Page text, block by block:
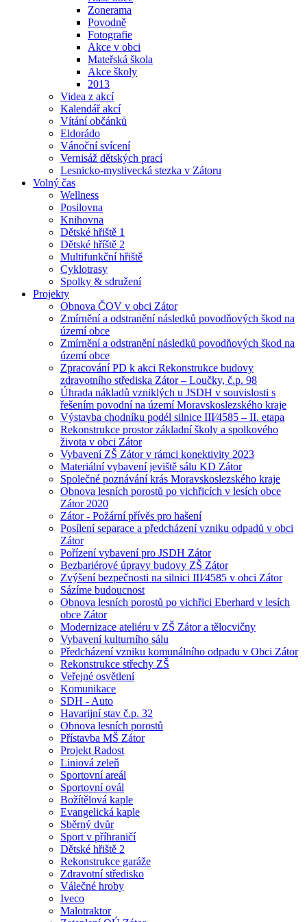
Zonerama
Povodně
Fotografie
Akce v obci
Mateřská škola
Akce školy
2013
Videa z akcí
Kalendář akcí
Vítání občánků
Eldorádo
Vánoční svícení
Vernisáž dětských prací
Lesnicko-myslivecká stezka v Zátoru
Volný čas
Wellness
Posilovna
Knihovna
Dětské hřiště 1
Dětské hříště 2
Multifunkční hřiště
Cyklotrasy
Spolky & sdružení
Projekty
Obnova ČOV v obci Zátor
Zmírnění a odstranění následků povodňových škod na
území obce
Zmírnění a odstranění následků povodňových škod na
území obce
Zpracování PD k akci Rekonstrukce budovy
zdravotního střediska Zátor – Loučky, č.p. 98
Úhrada nákladů vzniklých u JSDH v souvislosti s
řešením povodní na území Moravskoslezského kraje
Výstavba chodníku podél silnice III⁄4585 – II. etapa
Rekonstrukce prostor základní školy a spolkového
života v obci Zátor
Vybavení ZŠ Zátor v rámci konektivity 2023
Materiální vybavení jeviště sálu KD Zátor
Společné poznávání krás Moravskoslezského kraje
Obnova lesních porostů po vichřicích v lesích obce
Zátor 2020
Zátor - Požární přívěs pro hašení
Posílení separace a předcházení vzniku odpadů v obci
Zátor
Pořízení vybavení pro JSDH Zátor
Bezbariérové úpravy budovy ZŠ Zátor
Zvýšení bezpečnosti na silnici III⁄4585 v obci Zátor
Sázíme budoucnost
Obnova lesních porostů po vichřici Eberhard v lesích
obce Zátor
Modernizace ateliéru v ZŠ Zátor a tělocvičny
Vybavení kulturního sálu
Předcházení vzniku komunálního odpadu v Obci Zátor
Rekonstrukce střechy ZŠ
Veřejné osvětlení
Komunikace
SDH - Auto
Havarijní stav č.p. 32
Obnova lesních porostů
Přístavba MŠ Zátor
Projekt Radost
Liniová zeleň
Sportovní areál
Sportovní ovál
Božítělová kaple
Evangelická kaple
Sběrný dvůr
Sport v příhraničí
Dětské hřiště 2
Rekonstrukce garáže
Zdravotní středisko
Válečné hroby
Iveco
Malotraktor